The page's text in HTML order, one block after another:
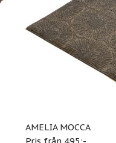
AMELIA MOCCA